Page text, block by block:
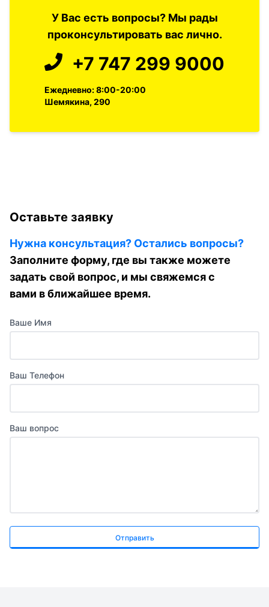
У Вас есть вопросы? Мы рады
проконсультировать вас лично.
+7 747 299 9000
Ежедневно: 8:00-20:00
Шемякина, 290
Оставьте заявку
Нужна консультация? Остались вопросы?
Заполните форму, где вы также можете
задать свой вопрос, и мы свяжемся с
вами в ближайшее время.
Ваше Имя
Ваш Телефон
Ваш вопрос
Отправить